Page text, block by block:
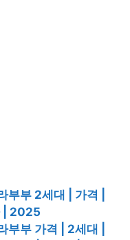
부부 2세대 | 가격 |
| 2025
부부 가격 | 2세대 |